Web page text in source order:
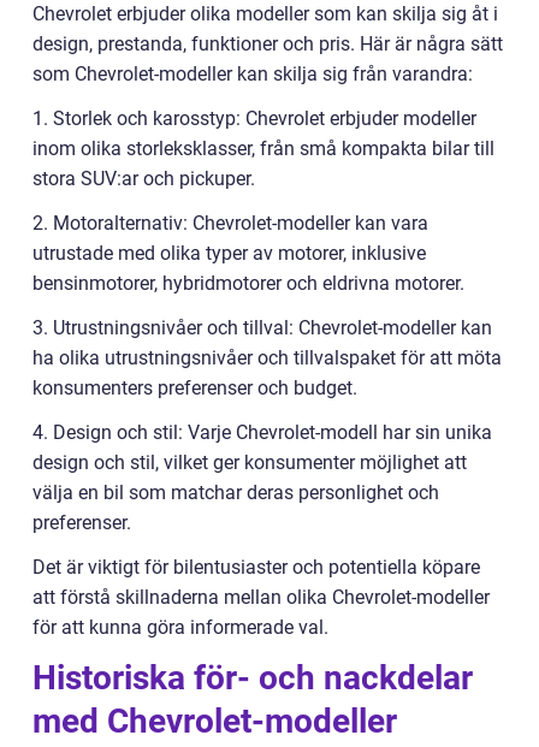
Chevrolet erbjuder olika modeller som kan skilja sig åt i
design, prestanda, funktioner och pris. Här är några sätt
som Chevrolet-modeller kan skilja sig från varandra:
1. Storlek och karosstyp: Chevrolet erbjuder modeller
inom olika storleksklasser, från små kompakta bilar till
stora SUV:ar och pickuper.
2. Motoralternativ: Chevrolet-modeller kan vara
utrustade med olika typer av motorer, inklusive
bensinmotorer, hybridmotorer och eldrivna motorer.
3. Utrustningsnivåer och tillval: Chevrolet-modeller kan
ha olika utrustningsnivåer och tillvalspaket för att möta
konsumenters preferenser och budget.
4. Design och stil: Varje Chevrolet-modell har sin unika
design och stil, vilket ger konsumenter möjlighet att
välja en bil som matchar deras personlighet och
preferenser.
Det är viktigt för bilentusiaster och potentiella köpare
att förstå skillnaderna mellan olika Chevrolet-modeller
för att kunna göra informerade val.
Historiska för- och nackdelar
med Chevrolet-modeller